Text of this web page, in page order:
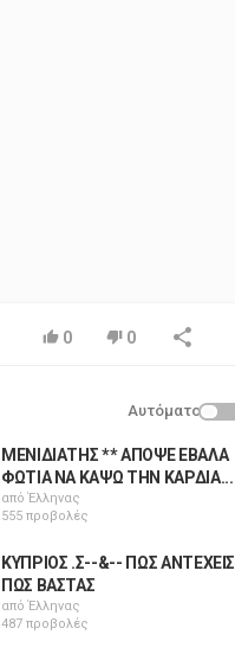
0 0
Αυτόματο
ΜΕΝΙΔΙΑΤΗΣ ** ΑΠΟΨΕ ΕΒΑΛΑ
ΦΩΤΙΑ ΝΑ ΚΑΨΩ ΤΗΝ ΚΑΡΔΙΑ...
απόΈλληνας
555 προβολές
ΚΥΠΡΙΟΣ .Σ--&-- ΠΩΣ ΑΝΤΕΧΕΙΣ
ΠΩΣ ΒΑΣΤΑΣ
απόΈλληνας
487 προβολές